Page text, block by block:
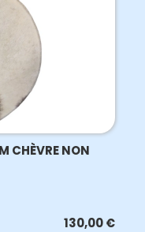
CHÈVRE NON
130,00€